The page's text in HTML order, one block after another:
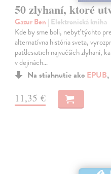
50 zlyhaní, ktoré
Gazur Ben | Elektronická kniha
Kde by sme boli, nebyť týchto
alternatívna história sveta,
päťdesiatich najväčších zlyhaní,
v dejinách…
Na stiahnutie ako EPUB,
11,35 €